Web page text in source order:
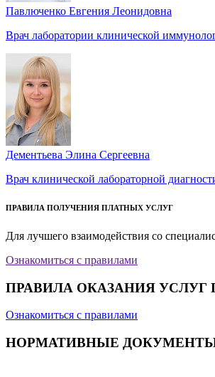
Павлюченко Евгения Леонидовна
Врач лаборатории клинической
Дементьева Элина Сергеевна
Врач клинической лабораторной
ПРАВИЛА ПОЛУЧЕНИЯ ПЛАТНЫХ УСЛУГ
Для лучшего взаимодействия со
Ознакомиться с правилами
ПРАВИЛА ОКАЗАНИЯ
Ознакомиться с правилами
НОРМАТИВНЫЕ